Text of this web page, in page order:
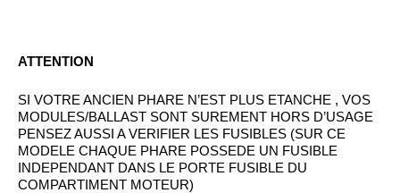
ATTENTION
SI VOTRE ANCIEN PHARE N’EST PLUS ETANCHE , VOS
MODULES/BALLAST SONT SUREMENT HORS D’USAGE
PENSEZ AUSSI A VERIFIER LES FUSIBLES (SUR CE
MODELE CHAQUE PHARE POSSEDE UN FUSIBLE
INDEPENDANT DANS LE PORTE FUSIBLE DU
COMPARTIMENT MOTEUR)